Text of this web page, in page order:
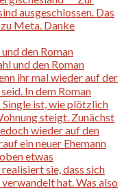
den Roman